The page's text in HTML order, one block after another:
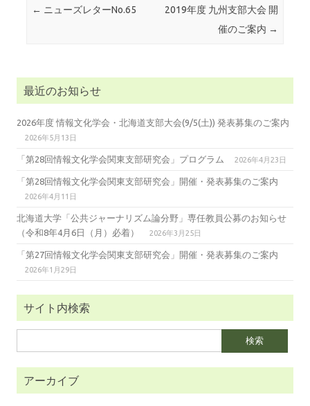
投稿ナビゲーション
← ニューズレターNo.65
2019年度 九州支部大会 開
催のご案内 →
最近のお知らせ
2026年度 情報文化学会・北海道支部大会(9/5(土)) 発表募集のご案内
2026年5月13日
「第28回情報文化学会関東支部研究会」プログラム 2026年4月23日
「第28回情報文化学会関東支部研究会」開催・発表募集のご案内
2026年4月11日
北海道大学「公共ジャーナリズム論分野」専任教員公募のお知らせ
（令和8年4月6日（月）必着）
2026年3月25日
「第27回情報文化学会関東支部研究会」開催・発表募集のご案内
2026年1月29日
サイト内検索
索:
アーカイブ